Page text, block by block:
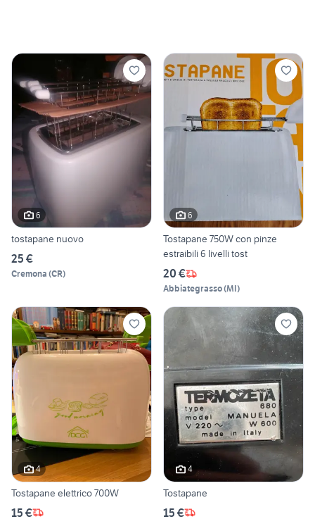
6
tostapane nuovo
25 €
Cremona (CR)
6
Tostapane 750W con pinze
estraibili 6 livelli tost
20 €
Abbiategrasso(MI)
4
Tostapane elettrico 700W
15 €
4
Tostapane
15 €